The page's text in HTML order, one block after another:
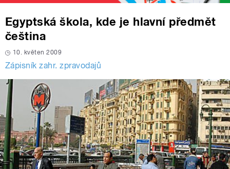
Egyptská škola, kde je hlavní předmět
čeština
10. květen 2009
Zápisník zahr. zpravodajů